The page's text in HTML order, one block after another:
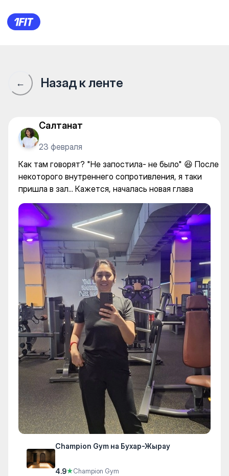
Champion Gym на Бухар-
← Назад к ленте
Салтанат
23 февраля
Как там говорят? "Не запостила- не было" 😆 После
некоторого внутреннего сопротивления, я таки
пришла в зал... Кажется, началась новая глава
Champion Gym на Бухар-Жырау
4.9★Champion Gym